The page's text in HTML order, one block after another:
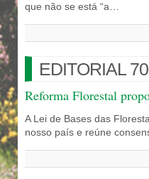
que não se está “a…
EDITORIAL
Reforma Florestal
A Lei de Bases das
nosso país e reúne